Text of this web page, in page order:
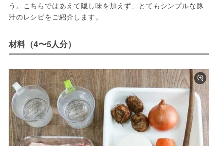
う。こちらではあえて隠し味を加えず、とてもシンプルな豚
汁のレシピをご紹介します。
材料（4〜5人分）